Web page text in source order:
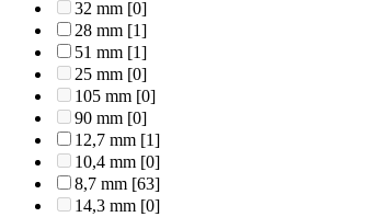
32 mm [0]
28 mm [1]
51 mm [1]
25 mm [0]
105 mm [0]
90 mm [0]
12,7 mm [1]
10,4 mm [0]
8,7 mm [63]
14,3 mm [0]